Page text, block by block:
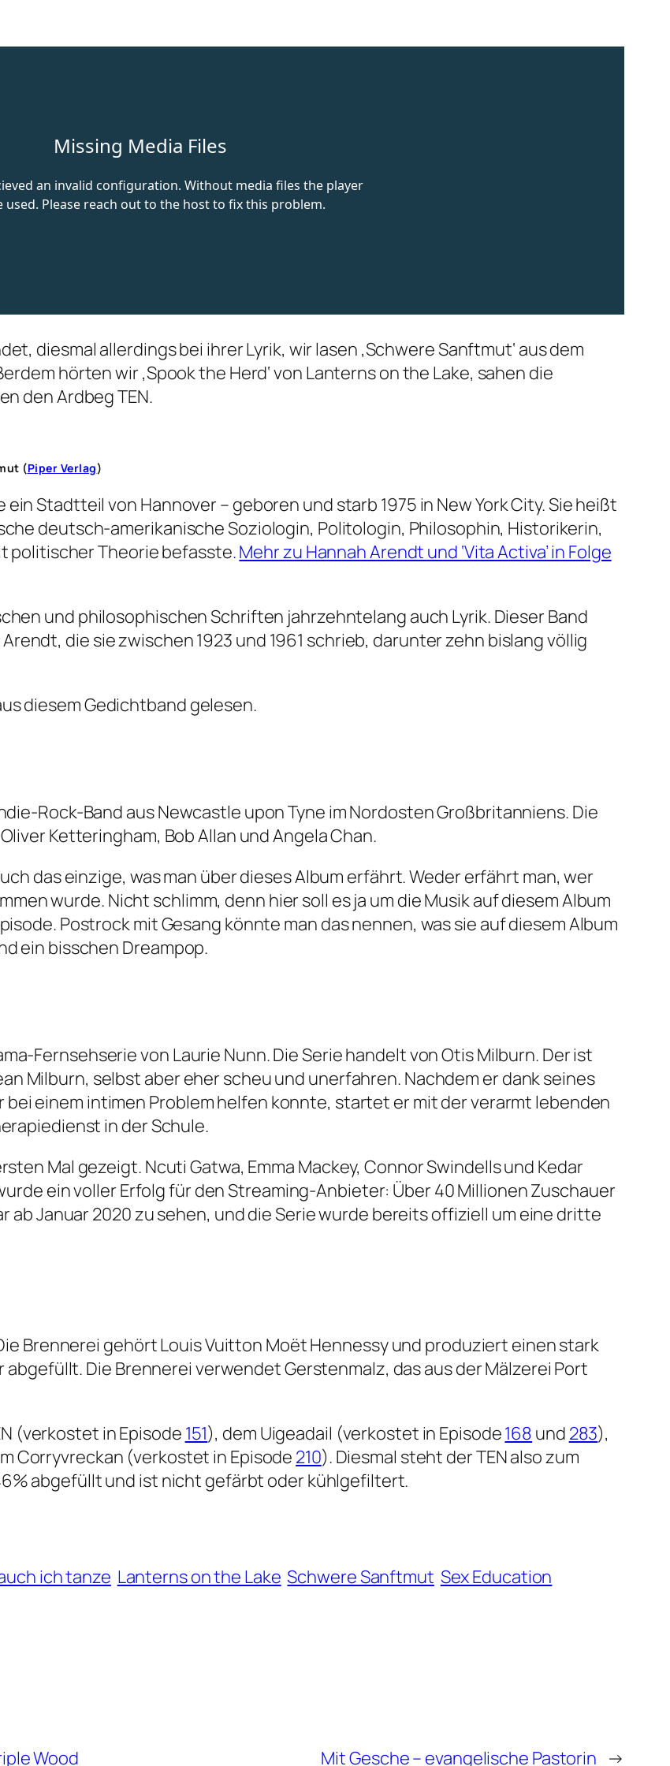
diesmal allerdings bei ihrer Lyrik, wir lasen ‚Schwere Sanftmut‘ aus dem
hörten wir ‚Spook the Herd‘ von Lanterns on the Lake, sahen die
den Ardbeg TEN.
(Piper Verlag)
Stadtteil von Hannover – geboren und starb 1975 in New York City. Sie heißt
deutsch-amerikanische Soziologin, Politologin, Philosophin, Historikerin,
politischer Theorie befasste.Mehr zu Hannah Arendt und ‘Vita Activa’ in Folge
und philosophischen Schriften jahrzehntelang auch Lyrik. Dieser Band
die sie zwischen 1923 und 1961 schrieb, darunter zehn bislang völlig
diesem Gedichtband gelesen.
Rock-Band aus Newcastle upon Tyne im Nordosten Großbritanniens. Die
Ketteringham, Bob Allan und Angela Chan.
das einzige, was man über dieses Album erfährt. Weder erfährt man, wer
wurde. Nicht schlimm, denn hier soll es ja um die Musik auf diesem Album
Postrock mit Gesang könnte man das nennen, was sie auf diesem Album
ein bisschen Dreampop.
Fernsehserie von Laurie Nunn. Die Serie handelt von Otis Milburn. Der ist
Milburn, selbst aber eher scheu und unerfahren. Nachdem er dank seines
einem intimen Problem helfen konnte, startet er mit der verarmt lebenden
in der Schule.
Mal gezeigt. Ncuti Gatwa, Emma Mackey, Connor Swindells und Kedar
ein voller Erfolg für den Streaming-Anbieter: Über 40 Millionen Zuschauer
ab Januar 2020 zu sehen, und die Serie wurde bereits offiziell um eine dritte
Brennerei gehört Louis Vuitton Moët Hennessy und produziert einen stark
Die Brennerei verwendet Gerstenmalz, das aus der Mälzerei Port
(verkostet in Episode151), dem Uigeadail (verkostet in Episode168 und 283),
Corryvreckan (verkostet in Episode 210). Diesmal steht der TEN also zum
abgefüllt und ist nicht gefärbt oder kühlgefiltert.
ich tanze Lanterns on the Lake Schwere Sanftmut Sex Education
Wood Mit Gesche – evangelische Pastorin →